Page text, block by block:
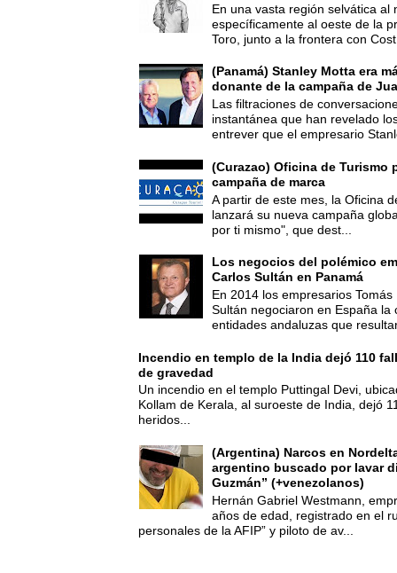
En una vasta región selvática al
específicamente al oeste de la
Toro, junto a la frontera con
(Panamá) Stanley Motta era
donante de la campaña de
Las filtraciones de
instantánea que han revelado
entrever que el empresario
(Curazao) Oficina de Turismo
campaña de marca
A partir de este mes, la Oficina
lanzará su nueva campaña
por ti mismo", que dest...
Los negocios del polémico
Carlos Sultán en Panamá
En 2014 los empresarios
Sultán negociaron en España la
entidades andaluzas que
Incendio en templo de la India dejó 110
de gravedad
Un incendio en el templo Puttingal Devi,
Kollam de Kerala, al suroeste de India, dejó
heridos...
(Argentina) Narcos en
argentino buscado por lavar
Guzmán” (+venezolanos)
Hernán Gabriel Westmann,
años de edad, registrado en el
personales de la AFIP” y piloto de av...